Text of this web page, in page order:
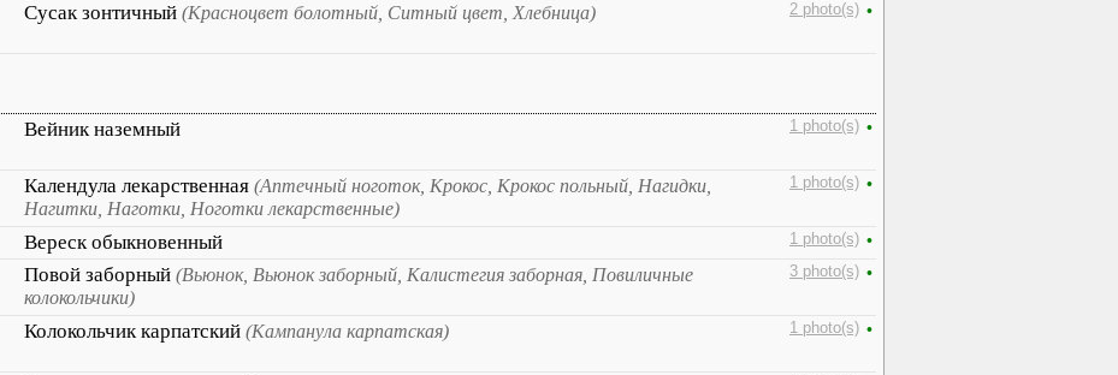
Сусак зонтичный (Красноцвет болотный, Ситный цвет, Хлебница) 2 photo(s) •
Вейник наземный 1 photo(s) •
Календула лекарственная (Аптечный ноготок, Крокос, Крокос польный, Нагидки,
Нагитки, Наготки, Ноготки лекарственные)
1 photo(s) •
Вереск обыкновенный 1 photo(s) •
Повой заборный (Вьюнок, Вьюнок заборный, Калистегия заборная, Повиличные
колокольчики)
3 photo(s) •
Колокольчик карпатский (Кампанула карпатская) 1 photo(s) •